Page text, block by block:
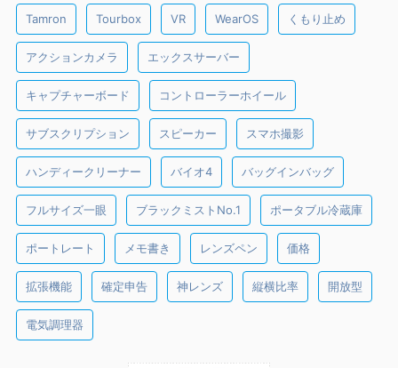
Tamron Tourbox VR WearOS くもり止め
アクションカメラ エックスサーバー
キャプチャーボード コントローラーホイール
サブスクリプション スピーカー スマホ撮影
ハンディークリーナー バイオ4 バッグインバッグ
フルサイズ一眼 ブラックミストNo.1 ポータブル冷蔵庫
ポートレート メモ書き レンズペン 価格
拡張機能 確定申告 神レンズ 縦横比率 開放型
電気調理器